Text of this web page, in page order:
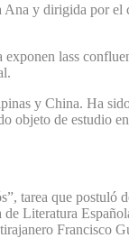
y dirigida por el
lass
y China. Ha
objeto de estudio
tarea que postuló
Literatura
Francisco